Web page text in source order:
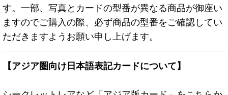
す。一部、写真とカードの型番が異なる商品が御座い
ますのでご購入の際、必ず商品の型番をご確認してい
ただきますようお願い申し上げます。
【アジア圏向け日本語表記カードについて】